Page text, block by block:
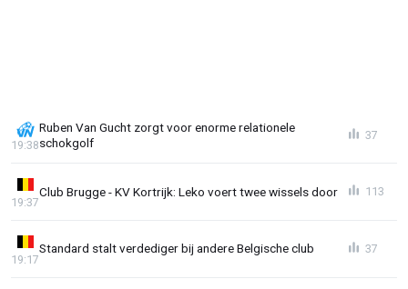
Ruben Van Gucht zorgt voor enorme relationele
schokgolf
19:38
37
Club Brugge - KV Kortrijk: Leko voert twee wissels door
19:37
113
Standard stalt verdediger bij andere Belgische club
19:17
37